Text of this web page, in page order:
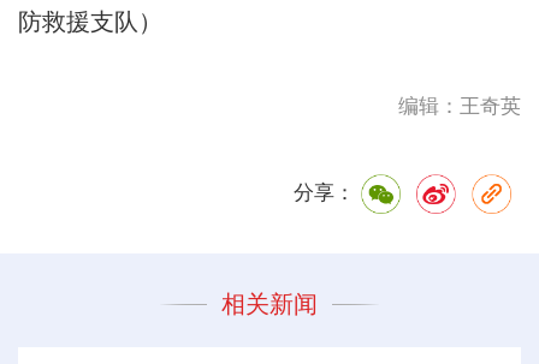
防救援支队）
编辑：王奇英
分享：
相关新闻